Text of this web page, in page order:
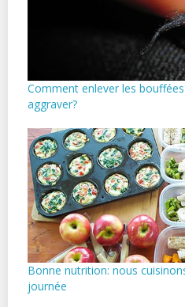
Comment enlever les
aggraver?
Bonne nutrition: nous
journée